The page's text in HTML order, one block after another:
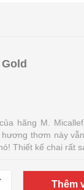
hãng M.
thơm này
Thiết kế chai rất
Thêm